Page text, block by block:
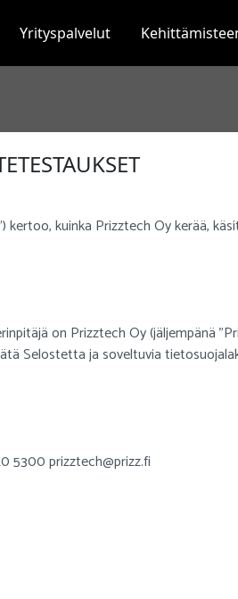
Yrityspalvelut
kertoo, kuinka Prizztech Oy kerää,
on Prizztech Oy (jäljempänä
Selostetta ja soveltuvia
5300 prizztech@prizz.fi